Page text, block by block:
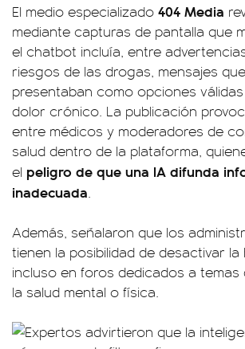
El medio especializado 404 Media
mediante capturas de pantalla que
el chatbot incluía, entre
riesgos de las drogas, mensajes
presentaban como opciones
dolor crónico. La publicación
entre médicos y moderadores de
salud dentro de la plataforma,
el peligro de que una IA difunda
inadecuada.
Además, señalaron que los
tienen la posibilidad de desactivar la
incluso en foros dedicados a
la salud mental o física.